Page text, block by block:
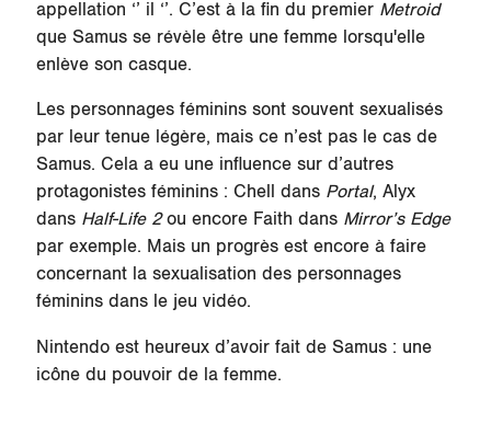
appellation ‘’ il ‘’. C’est à la fin du premier Metroid
que Samus se révèle être une femme lorsqu'elle
enlève son casque.
Les personnages féminins sont souvent sexualisés
par leur tenue légère, mais ce n’est pas le cas de
Samus. Cela a eu une influence sur d’autres
protagonistes féminins : Chell dans Portal, Alyx
dans Half-Life 2ou encore Faith dans Mirror’s Edge
par exemple. Mais un progrès est encore à faire
concernant la sexualisation des personnages
féminins dans le jeu vidéo.
Nintendo est heureux d’avoir fait de Samus : une
icône du pouvoir de la femme.